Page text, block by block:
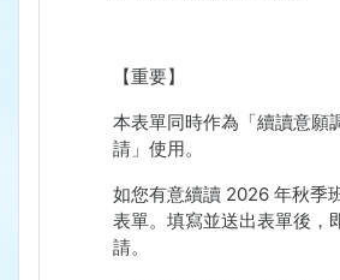
【重要】
本表單同時作為「續讀意願
請」使用。
如您有意續讀 2026 年秋季
表單。填寫並送出表單後，
請。